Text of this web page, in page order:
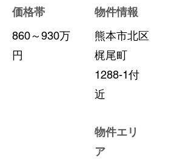
価格帯
860～930万
円
物件情報
熊本市北区
梶尾町
1288-1付
近
物件エリ
ア